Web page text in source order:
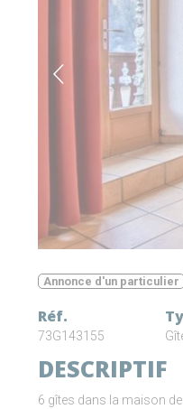
Annonce d'un particulier
Réf.
73G143155
DESCRIPTIF
6 gîtes dans la maison